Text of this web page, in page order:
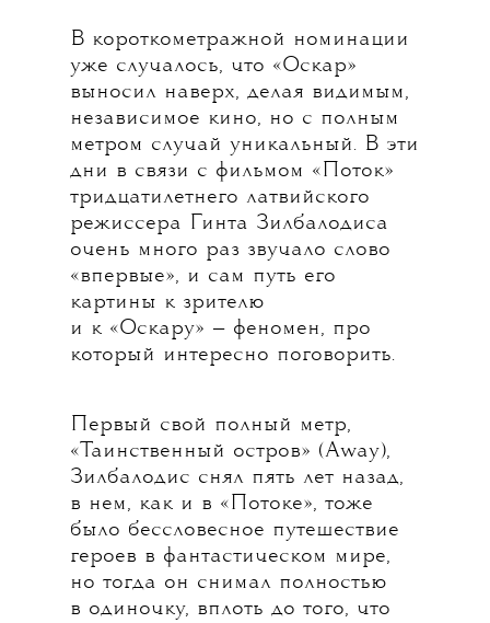
В короткометражной номинации
уже случалось, что «Оскар»
выносил наверх, делая видимым,
независимое кино, но с полным
метром случай уникальный. В эти
дни в связи с фильмом «Поток»
тридцатилетнего латвийского
режиссера Гинта Зилбалодиса
очень много раз звучало слово
«впервые», и сам путь его
картины к зрителю
и к «Оскару» — феномен, про
который интересно поговорить.
Первый свой полный метр,
«Таинственный остров» (Away),
Зилбалодис снял пять лет назад,
в нем, как и в «Потоке», тоже
было бессловесное путешествие
героев в фантастическом мире,
но тогда он снимал полностью
в одиночку, вплоть до того, что